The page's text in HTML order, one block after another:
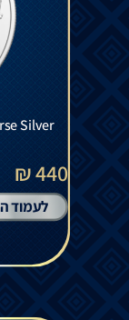
Silver
440 ₪
לעמוד